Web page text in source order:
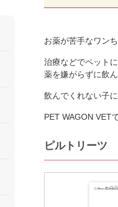
お薬が苦手なワン
治療などでペット
薬を嫌がらずに飲
飲んでくれない子
PET WAGON VET
ピルトリーツ